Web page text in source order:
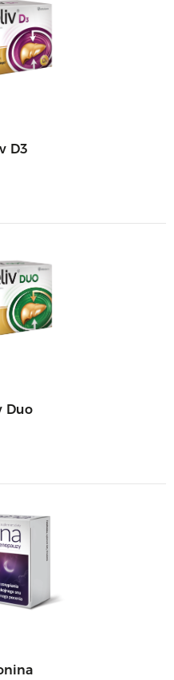
D3
Duo